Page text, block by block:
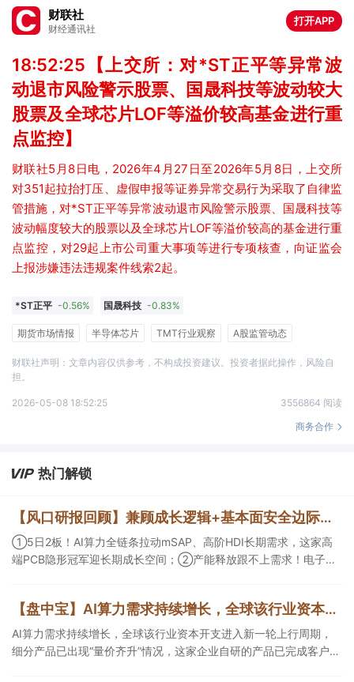
财联社
财经通讯社
打开APP
18:52:25【上交所：对*ST正平等异常波
动退市风险警示股票、国晟科技等波动较大
股票及全球芯片LOF等溢价较高基金进行重
点监控】
财联社5月8日电，2026年4月27日至2026年5月8日，上交所
对351起拉抬打压、虚假申报等证券异常交易行为采取了自律监
管措施，对*ST正平等异常波动退市风险警示股票、国晟科技等
波动幅度较大的股票以及全球芯片LOF等溢价较高的基金进行重
点监控，对29起上市公司重大事项等进行专项核查，向证监会
上报涉嫌违法违规案件线索2起。
*ST正平 -0.56% 国晟科技 -0.83%
期货市场情报 半导体芯片 TMT行业观察
A股监管动态
财联社声明：文章内容仅供参考，不构成投资建议。投资者据此操作，风险自
担。
2026-05-08 18:52:25
3556864 阅读
商务合作
热门解锁
【风口研报回顾】兼顾成长逻辑+基本面安全边际！王牌自营前瞻覆盖“pcb+MLCC+电子布”，梳理AI产业链优质标的“深坑起跳”
①5日2板！AI算力全链条拉动mSAP、高阶HDI长期需求，这家高
端PCB隐形冠军迎长期成长空间；②产能释放跟不上需求！电子布
价预期暂未被市场定价，王牌自营前瞻捕捉“预期差”，3日大涨
26%。
【盘中宝】AI算力需求持续增长，全球该行业资本开支进入新一轮上行周期，细分产品已出现“量价齐升”情况，这家企业在手订单超百亿元
AI算力需求持续增长，全球该行业资本开支进入新一轮上行周期，
细分产品已出现“量价齐升”情况，这家企业自研的产品已完成客户端